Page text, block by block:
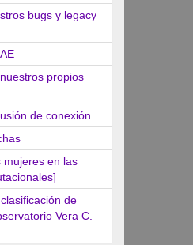
bugs y legacy
propios
de conexión
mujeres en las
de
Vera C.